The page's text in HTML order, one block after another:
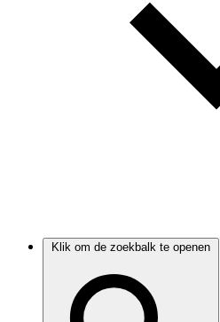
Klik om de zoekbalk te openen